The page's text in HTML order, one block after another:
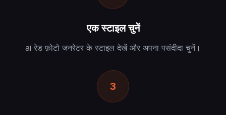
एक स्टाइल चुनें
ai रेड फ़ोटो जनरेटर के स्टाइल देखें और अपना पसंदीदा चुनें।
3